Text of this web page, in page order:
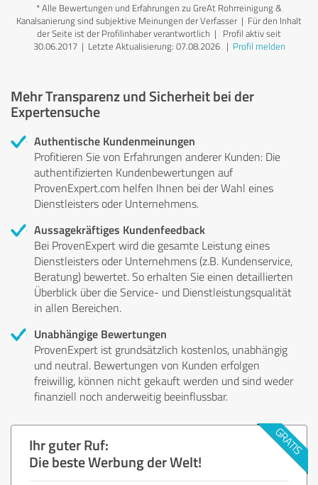
*Alle Bewertungen und Erfahrungen zu GreAt Rohrreinigung &
Kanalsanierung sind subjektive Meinungen der Verfasser | Für den Inhalt
der Seite ist der Profilinhaber verantwortlich | Profil aktiv seit
30.06.2017 | Letzte Aktualisierung: 07.08.2026| Profil melden
Mehr Transparenz und Sicherheit bei der
Expertensuche
Authentische Kundenmeinungen
Profitieren Sie von Erfahrungen anderer Kunden: Die
authentifizierten Kundenbewertungen auf
ProvenExpert.com helfen Ihnen bei der Wahl eines
Dienstleisters oder Unternehmens.
Aussagekräftiges Kundenfeedback
Bei ProvenExpert wird die gesamte Leistung eines
Dienstleisters oder Unternehmens (z.B. Kundenservice,
Beratung) bewertet. So erhalten Sie einen detaillierten
Überblick über die Service- und Dienstleistungsqualität
in allen Bereichen.
Unabhängige Bewertungen
ProvenExpert ist grundsätzlich kostenlos, unabhängig
und neutral. Bewertungen von Kunden erfolgen
freiwillig, können nicht gekauft werden und sind weder
finanziell noch anderweitig beeinflussbar.
Ihr guter Ruf:
Die beste Werbung der Welt!